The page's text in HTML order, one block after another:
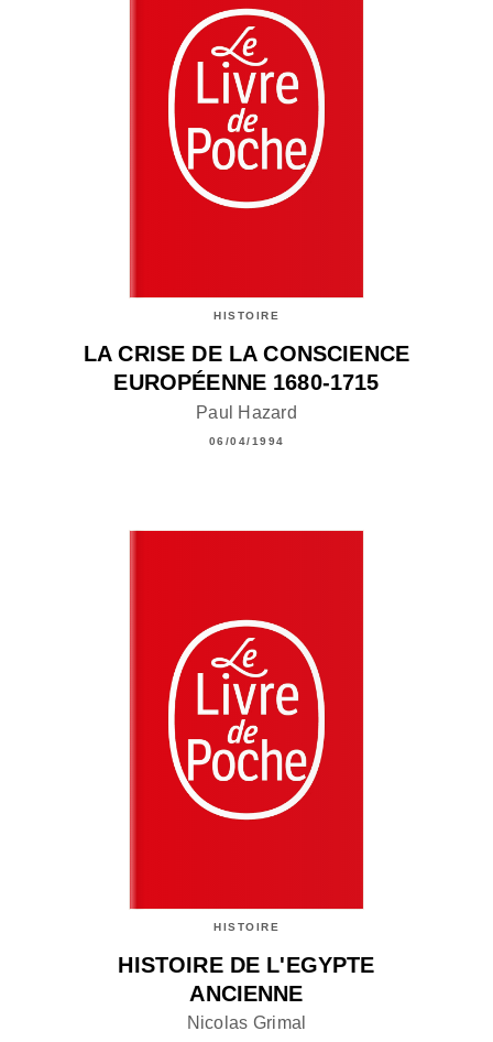
HISTOIRE
LA CRISE DE LA CONSCIENCE
EUROPÉENNE 1680-1715
Paul Hazard
06/04/1994
HISTOIRE
HISTOIRE DE L'EGYPTE
ANCIENNE
Nicolas Grimal